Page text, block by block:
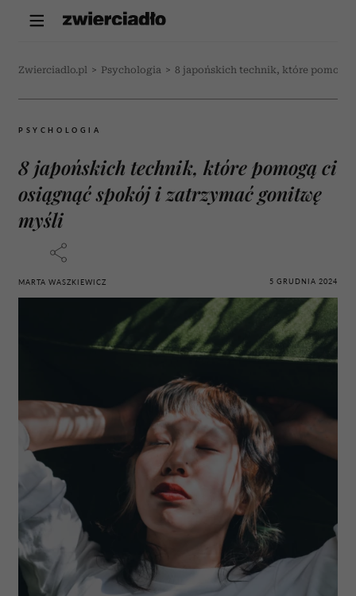
Zwierciadlo.pl > Psychologia > 8 japońskich technik, które pomogą
PSYCHOLOGIA
8 japońskich technik, które pomogą ci
osiągnąć spokój i zatrzymać gonitwę
myśli
MARTA WASZKIEWICZ 5 GRUDNIA 2024